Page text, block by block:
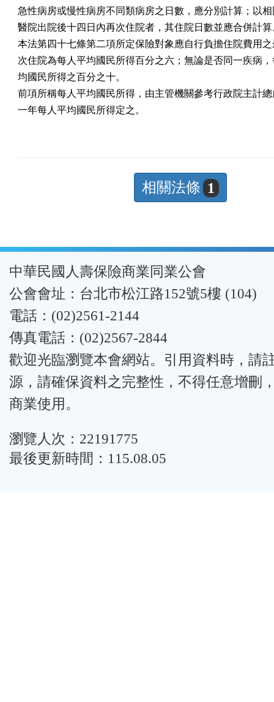
急性病房或慢性病房不同類病房之日數，應分別計算；以
醫院出院後十四日內再次住院者，其住院日數並應合併計算
本法第四十七條第二項所定保險對象應自行負擔住院費用
次住院為每人平均國民所得百分之六；無論是否同一疾病
均國民所得之百分之十。
前項所稱每人平均國民所得，由主管機關參考行政院主計
一年每人平均國民所得定之。
相關法條 1
:::中華民國人壽保險商業同業公會
公會會址：台北市松江路152號5樓 (104)
電話：(02)2561-2144
傳真電話：(02)2567-2844
歡迎光臨瀏覽本會網站。引用資料時，請
源，請確保資料之完整性，不得任意增刪
商業使用。
瀏覽人次：22191775
最後更新時間：115.08.05